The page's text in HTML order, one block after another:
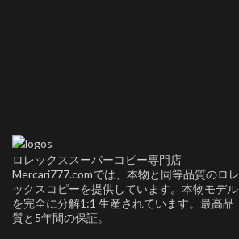
ロレックススーパーコピー専門店
Mercari777.comでは、本物と同等品質のロレ
ックスコピーを提供しています。本物モデル
を完全に分解1:1 生産されています。最高品
質と5年間の保証。